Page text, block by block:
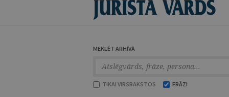
MEKLĒT ARHĪVĀ
TIKAI VIRSRAKSTOS FRĀZI